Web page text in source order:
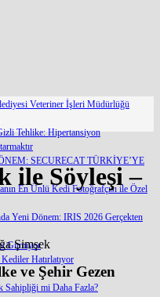
Veteriner İşleri Müdürlüğü
Tehlike: Hipertansiyon
SECURECAT TÜRKİYE’YE
En Ünlü Kedi Fotoğrafçısı ile Özel
Yeni Dönem: IRIS 2026 Gerçekten
Gitmiyor
Hatırlatıyor
Sahipliği mi Daha Fazla?
ile Söyleşi –
ve Şehir Gezen